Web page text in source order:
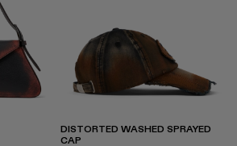
DISTORTED WASHED SPRAYED
CAP